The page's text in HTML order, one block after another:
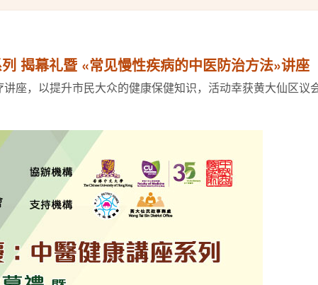
揭幕礼暨 «常见慢性疾病的中医防治方法»讲座
座，以提升市民大众的健康保健知识，活动幸获黄大仙区